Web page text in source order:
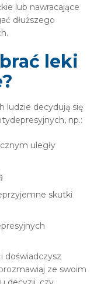
lub nawracające
dłuższego
leki
ludzie decydują się
np.:
uległy
skutki
doświadczysz
ze swoim